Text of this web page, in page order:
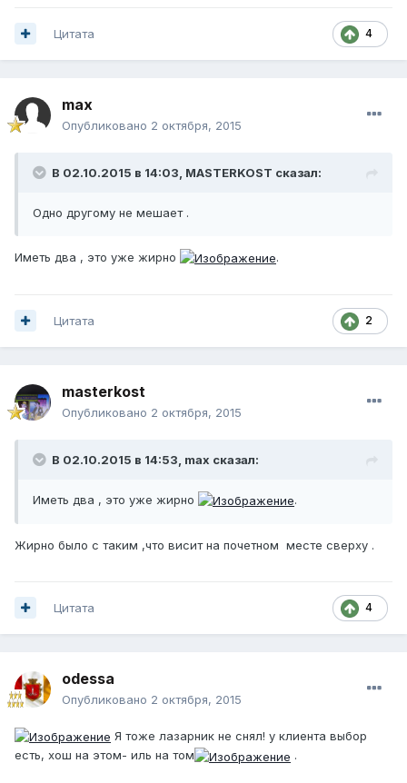
4
Цитата
max
Опубликовано 2 октября, 2015
В 02.10.2015 в 14:03, MASTERKOST сказал:
Одно другому не мешает .
Иметь два , это уже жирно .
2
Цитата
masterkost
Опубликовано 2 октября, 2015
В 02.10.2015 в 14:53, max сказал:
Иметь два , это уже жирно .
Жирно было с таким ,что висит на почетном месте сверху .
4
Цитата
odessa
Опубликовано 2 октября, 2015
Я тоже лазарник не снял! у клиента выбор
есть, хош на этом- иль на том
.